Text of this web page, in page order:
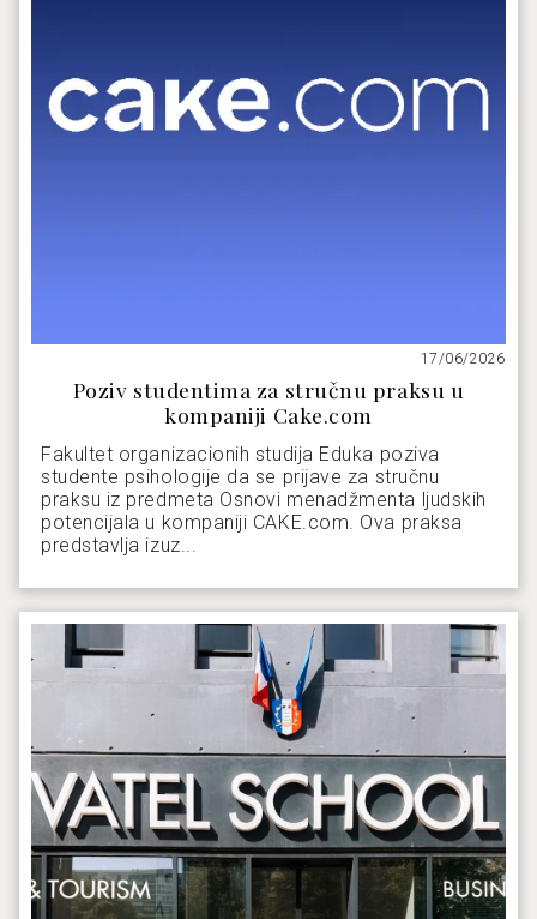
17/06/2026
Poziv studentima za stručnu praksu u
kompaniji Cake.com
Fakultet organizacionih studija Eduka poziva
studente psihologije da se prijave za stručnu
praksu iz predmeta Osnovi menadžmenta ljudskih
potencijala u kompaniji CAKE.com. Ova praksa
predstavlja izuz...